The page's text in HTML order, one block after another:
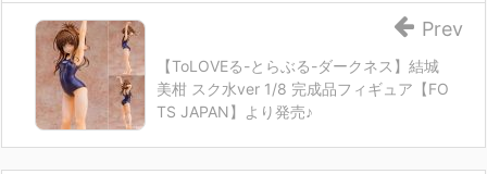
【ToLOVEる-とらぶる-ダークネス】結城
美柑 スク水ver 1/8 完成品フィギュア【FO
TS JAPAN】より発売♪
Prev